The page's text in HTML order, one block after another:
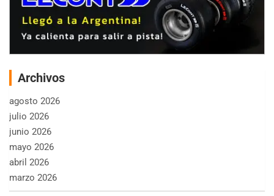
Archivos
agosto 2026
julio 2026
junio 2026
mayo 2026
abril 2026
marzo 2026